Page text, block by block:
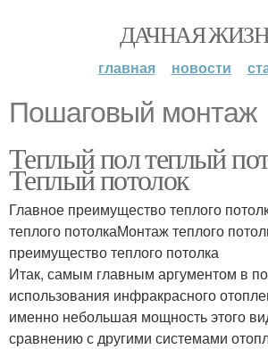
ДАЧНАЯ
главная новости
Пошаговый монтаж
Теплый пол теплый
Теплый потолок
Главное преимущество теплого
теплого потолкаМонтаж теплого
преимущество теплого потолка
Итак, самым главным аргументом в
использования инфракрасного
именно небольшая мощность этого
сравнению с другими системами